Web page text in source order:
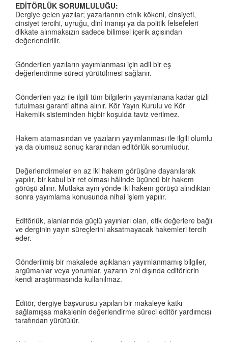
EDİTÖRLÜK SORUMLULUĞU:
Dergiye gelen yazılar; yazarlarının etnik kökeni, cinsiyeti,
cinsiyet tercihi, uyruğu, dinî inanışı ya da politik felsefeleri
dikkate alınmaksızın sadece bilimsel içerik açısından
değerlendirilir.
Gönderilen yazıların yayımlanması için adil bir eş
değerlendirme süreci yürütülmesi sağlanır.
Gönderilen yazı ile ilgili tüm bilgilerin yayımlanana kadar gizli
tutulması garanti altına alınır. Kör Yayın Kurulu ve Kör
Hakemlik sisteminden hiçbir koşulda taviz verilmez.
Hakem atamasından ve yazıların yayımlanması ile ilgili olumlu
ya da olumsuz sonuç kararından editörlük sorumludur.
Değerlendirmeler en az iki hakem görüşüne dayanılarak
yapılır, bir kabul bir ret olması hâlinde üçüncü bir hakem
görüşü alınır. Mutlaka aynı yönde iki hakem görüşü alındıktan
sonra yayımlama konusunda nihai işlem yapılır.
Editörlük, alanlarında güçlü yayınları olan, etik değerlere bağlı
ve derginin yayın süreçlerini aksatmayacak hakemleri tercih
eder.
Gönderilmiş bir makalede açıklanan yayımlanmamış bilgiler,
argümanlar veya yorumlar, yazarın izni dışında editörlerin
kendi araştırmasında kullanılmaz.
Editör, dergiye başvurusu yapılan bir makaleye katkı
sağlamışsa makalenin değerlendirme süreci editör yardımcısı
tarafından yürütülür.